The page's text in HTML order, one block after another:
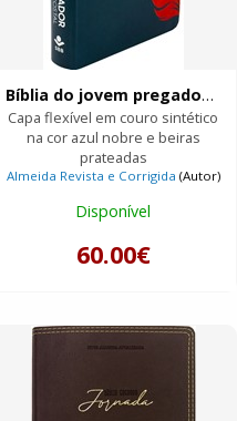
Bíblia do jovem pregador Pentecostal
Capa flexível em couro sintético
na cor azul nobre e beiras
prateadas
Almeida Revista e Corrigida (Autor)
Disponível
60.00€